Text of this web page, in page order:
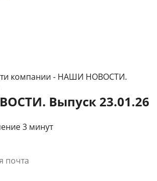
компании - НАШИ НОВОСТИ.
Выпуск 23.01.26
3 минут